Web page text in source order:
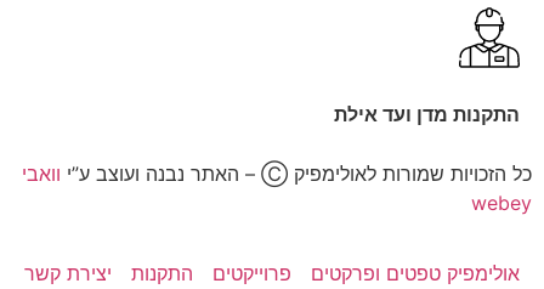
התקנות מדן ועד אילת
כל הזכויות שמורות לאולימפיק Ⓒ – האתר נבנה ועוצב ע”י
וואבי
webey
אולימפיק טפטים ופרקטים פרוייקטים התקנות
יצירת קשר